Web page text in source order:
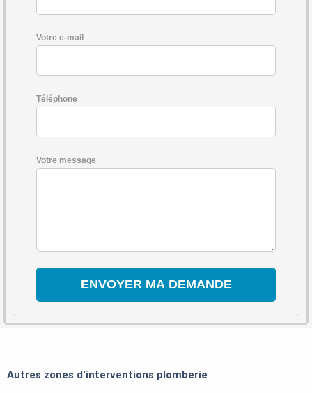
Votre e-mail
Téléphone
Votre message
Autres zones d'interventions plomberie